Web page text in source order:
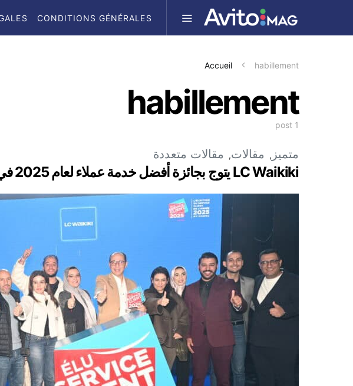
CONDITIONS GÉNÉRALES
Accueil habillement
habillement
1 post
متميز مقالات مقالات متعددة
LC Waikiki يتوج بجائزة أفضل خدمة عملاء لعام 2025 في المغرب